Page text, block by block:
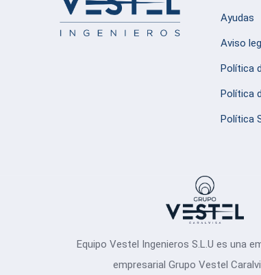
Ayudas
Aviso
Política
Política
Política
Equipo Vestel Ingenieros S.L.U es una
empresarial Grupo Vestel